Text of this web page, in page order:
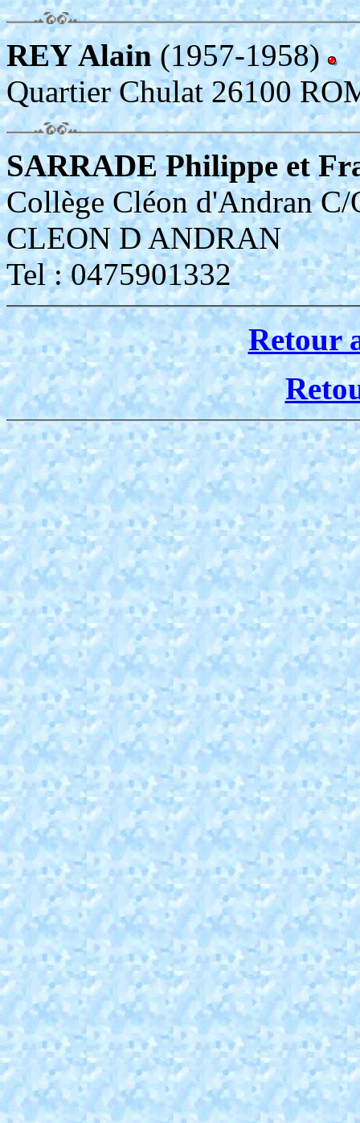
REY Alain(1957-1958)
Quartier Chulat 26100
SARRADE Philippe et
Collège Cléon d'Andran C/
CLEON D ANDRAN
Tel : 0475901332
Retour